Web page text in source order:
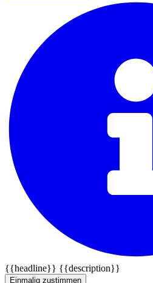
{{headline}} {{description}}
Einmalig zustimmen